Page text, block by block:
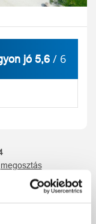
jó 5,6 / 6
megosztás